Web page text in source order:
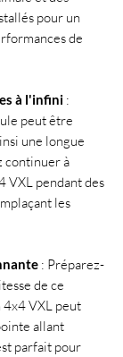
pour un
de
à l'infini :
peut être
une longue
continuer à
VXL pendant des
les
: Préparez-
de ce
4x4 VXL peut
allant
parfait pour